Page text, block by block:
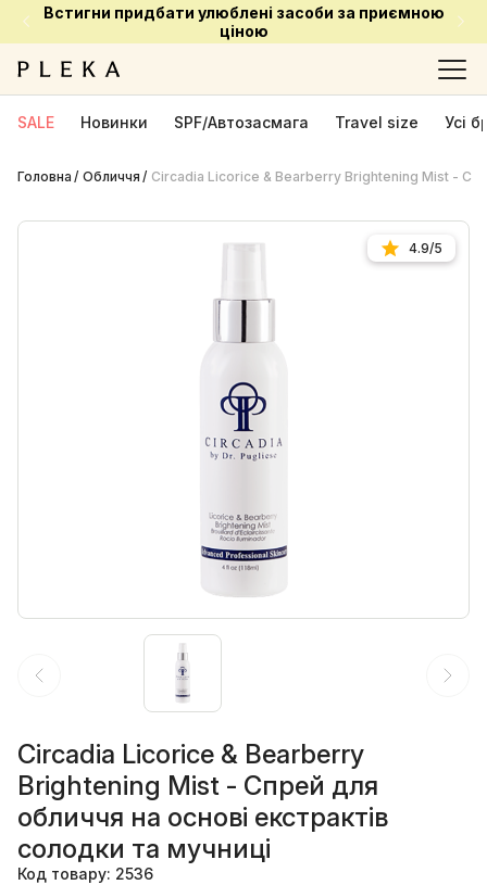
Встигни придбати улюблені засоби за приємною
ціною
SALE Новинки SPF/Автозасмага Travel size Усі
Головна Обличчя Circadia Licorice & Bearberry Brightening Mist -
4.9/5
Circadia Licorice & Bearberry
Brightening Mist - Спрей для
обличчя на основі екстрактів
солодки та мучниці
Код товару: 2536